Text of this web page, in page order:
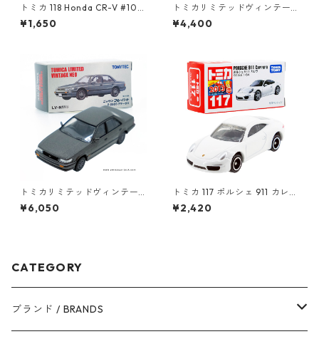
トミカ 118 Honda CR-V #104
39028
¥1,650
トミカリミテッドヴィンテー
ジ LV-70a ニッサン グロリア
スーパー デラックス 68年式 #
¥4,400
トミカリミテッドヴィンテー
ジネオ LV-N11b ニッサン ブル
ーバード 2.0SSS アテーサX #1
¥6,050
トミカ 117 ポルシェ 911 カレラ
#10439271
¥2,420
CATEGORY
ブランド / BRANDS